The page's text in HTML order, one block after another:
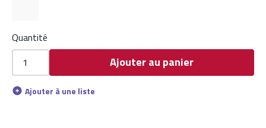
Quantité
Ajouter au panier
Ajouter à une liste